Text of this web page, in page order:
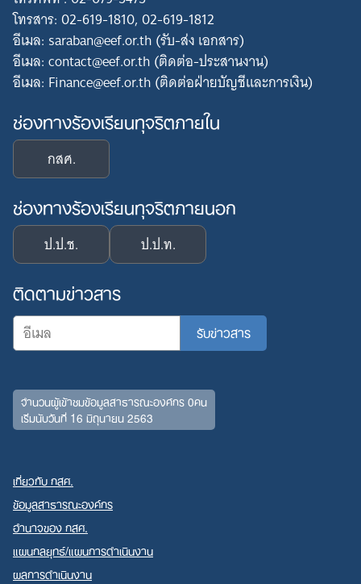
โทรสาร: 02-619-1810, 02-619-1812
อีเมล: saraban@eef.or.th (รับ-ส่ง เอกสาร)
อีเมล: contact@eef.or.th (ติดต่อ-ประสานงาน)
อีเมล: Finance@eef.or.th (ติดต่อฝ่ายบัญชีและการเงิน)
ช่องทางร้องเรียนทุจริตภายใน
กสศ.
ช่องทางร้องเรียนทุจริตภายนอก
ป.ป.ช. ป.ป.ท.
ติดตามข่าวสาร
จำนวนผู้เข้าชมข้อมูลสาธารณะองค์กร 0คน
เริ่มนับวันที่ 16 มิถุนายน 2563
เกี่ยวกับ กสศ.
ข้อมูลสาธารณะองค์กร
อำนาจของ กสศ.
แผนกลยุทธ์/แผนการดำเนินงาน
ผลการดำเนินงาน